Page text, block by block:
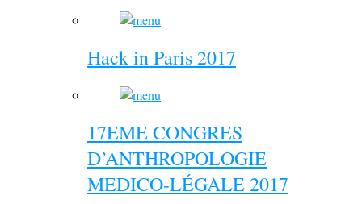
Hack in Paris 2017
17EME CONGRES
D’ANTHROPOLOGIE
MEDICO-LÉGALE 2017